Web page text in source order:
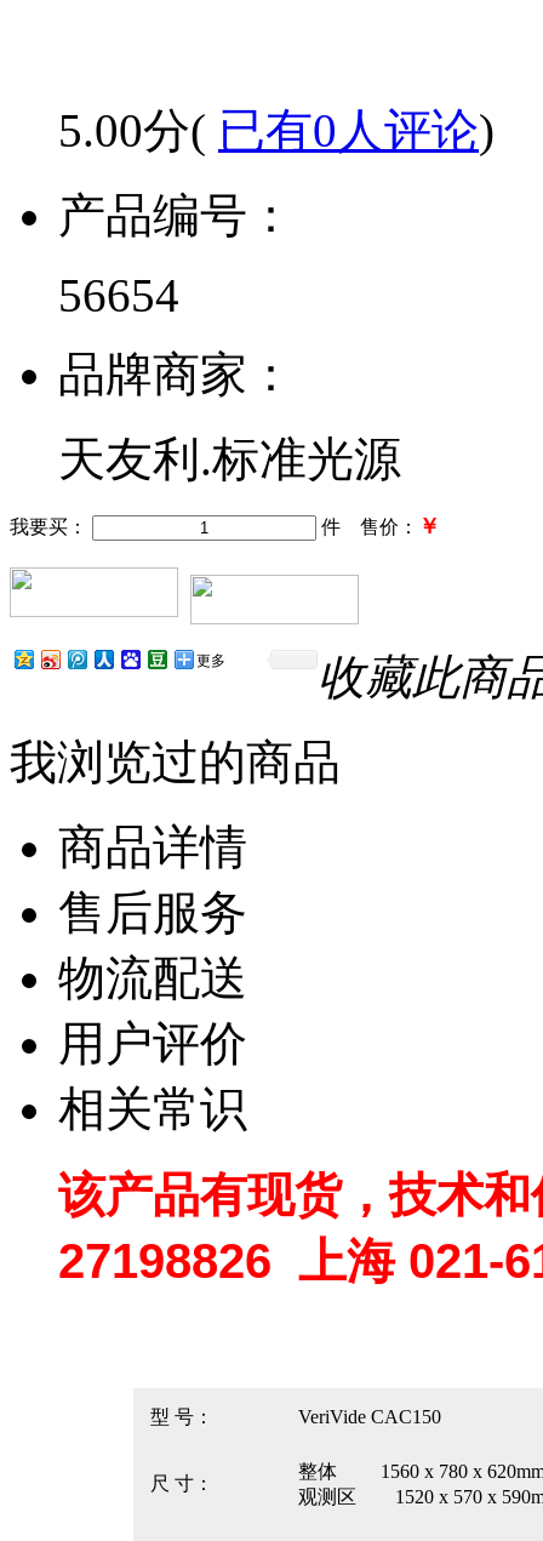
5.00分( 已有0人评论)
产品编号：
56654
品牌商家：
天友利.标准光源
我要买： 件 售价： ￥
收藏此商
更多
我浏览过的商品
商品详情
售后服务
物流配送
用户评价
相关常识
该产品有现货，技术
27198826 上海021-
型 号： VeriVide CAC150
尺 寸：
整体 1560 x 780 x
观测区 1520 x 570 x